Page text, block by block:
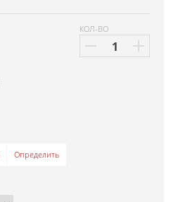
КОЛ-ВО
Определить